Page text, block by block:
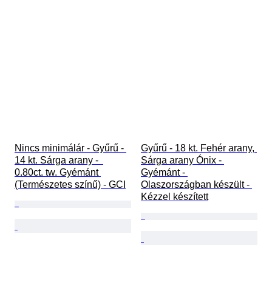
Nincs minimálár - Gyűrű -
14 kt. Sárga arany -
0.80ct. tw. Gyémánt
(Természetes színű) - GCI
Gyűrű - 18 kt. Fehér arany,
Sárga arany Ónix -
Gyémánt -
Olaszországban készült -
Kézzel készített